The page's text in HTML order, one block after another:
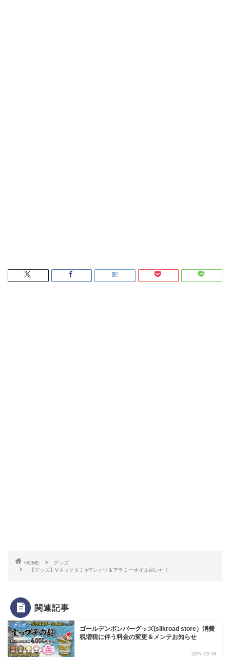
HOME
グッズ
【グッズ】VネックタミヤTシャツ＆アラミーオイル届いた！
関連記事
グッズ
ゴールデンボンバーグッズ(silkroad store）消費
税増税に伴う料金の変更＆メンテお知らせ
2019-09-18